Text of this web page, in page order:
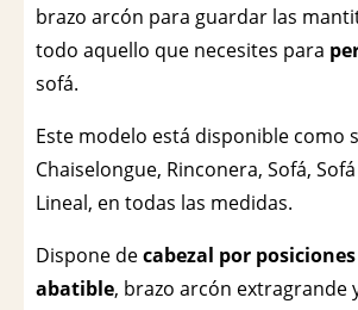
brazo arcón para guardar las
todo aquello que necesites para
sofá.
Este modelo está disponible como
Chaiselongue, Rinconera, Sofá,
Lineal, en todas las medidas.
Dispone decabezal por
abatible, brazo arcón extragrande